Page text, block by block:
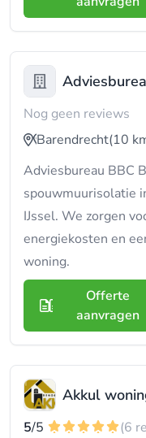
Nog geen reviews
Barendrecht(10
Adviesbureau BBC
spouwmuurisolatie
IJssel. We zorgen
energiekosten en
woning.
Offerte
aanvragen
Akkul
5/5
(6